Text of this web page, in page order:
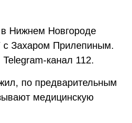
Нижнем Новгороде
с Захаром Прилепиным.
канал 112.
по предварительным
медицинскую